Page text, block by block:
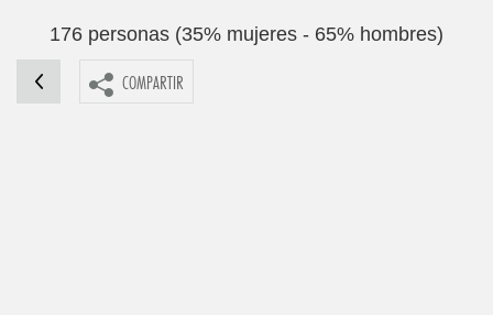
176 personas (35% mujeres - 65% hombres)
COMPARTIR